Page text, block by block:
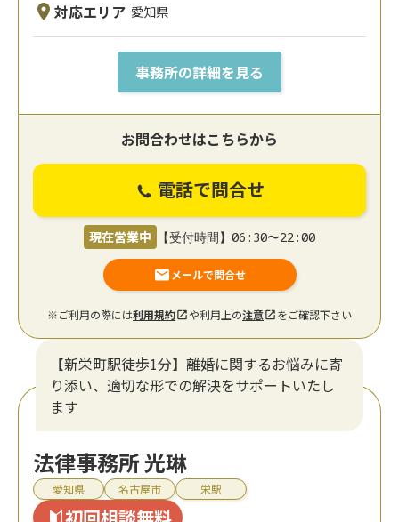
対応エリア 愛知県
事務所の詳細を見る
お問合わせはこちらから
電話で問合せ
現在営業中 【受付時間】06:30〜22:00
メールで問合せ
※ご利用の際には利用規約 や利用上の注意 をご確認下さい
【新栄町駅徒歩1分】離婚に関するお悩みに寄
り添い、適切な形での解決をサポートいたし
ます
法律事務所 光琳
愛知県 名古屋市 栄駅